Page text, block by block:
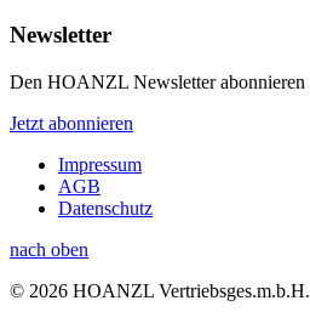
Newsletter
Den HOANZL Newsletter abonnieren
Jetzt abonnieren
Impressum
AGB
Datenschutz
nach oben
© 2026 HOANZL Vertriebsges.m.b.H.